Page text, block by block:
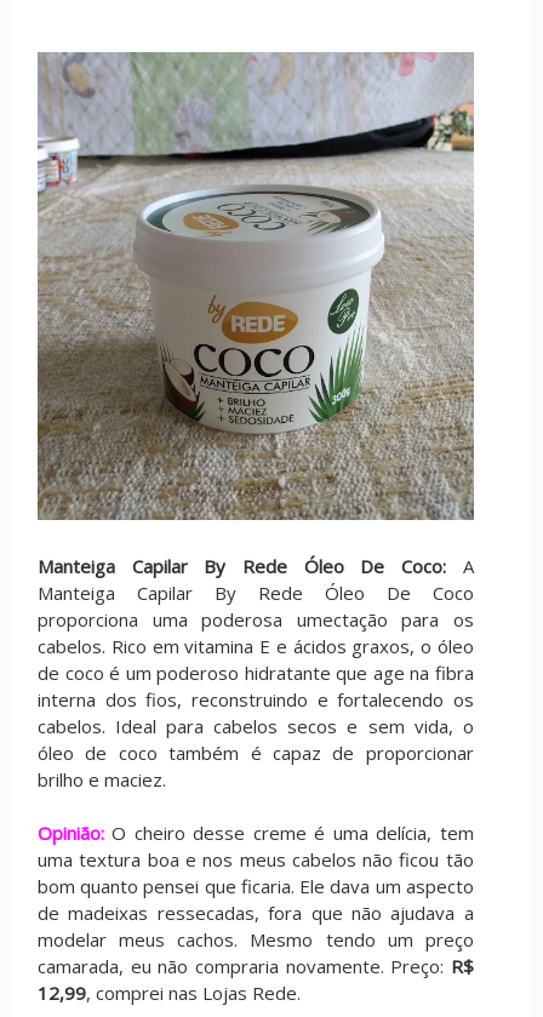
Manteiga Capilar By Rede Óleo De Coco: A
Manteiga Capilar By Rede Óleo De Coco
proporciona uma poderosa umectação para os
cabelos. Rico em vitamina E e ácidos graxos, o óleo
de coco é um poderoso hidratante que age na fibra
interna dos fios, reconstruindo e fortalecendo os
cabelos. Ideal para cabelos secos e sem vida, o
óleo de coco também é capaz de proporcionar
brilho e maciez.
Opinião:O cheiro desse creme é uma delícia, tem
uma textura boa e nos meus cabelos não ficou tão
bom quanto pensei que ficaria. Ele dava um aspecto
de madeixas ressecadas, fora que não ajudava a
modelar meus cachos. Mesmo tendo um preço
camarada, eu não compraria novamente. Preço: R$
12,99, comprei nas Lojas Rede.